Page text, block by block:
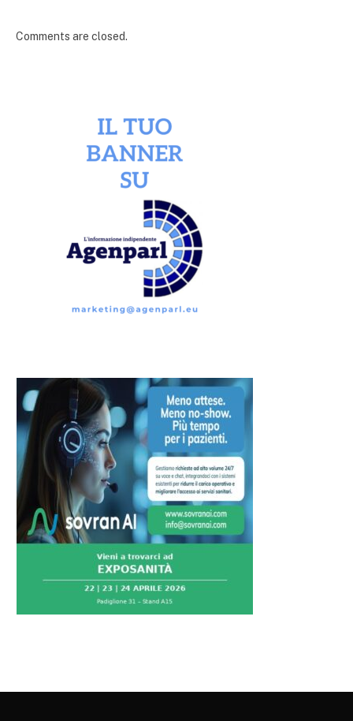
Comments are closed.